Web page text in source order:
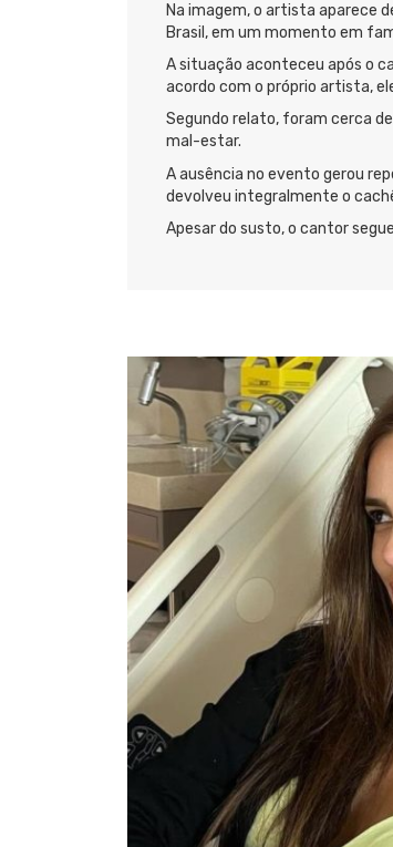
Na imagem, o artista aparece
Brasil, em um momento em
A situação aconteceu após o
acordo com o próprio artista,
Segundo relato, foram cerca
mal-estar.
A ausência no evento gerou
devolveu integralmente o
Apesar do susto, o cantor